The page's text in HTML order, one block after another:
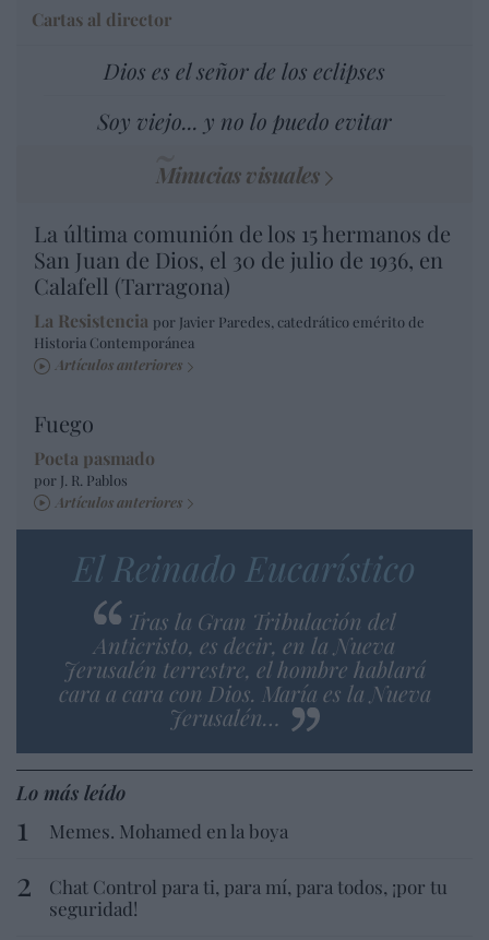
Cartas al director
Dios es el señor de los eclipses
Soy viejo... y no lo puedo evitar
Minucias visuales
La última comunión de los 15 hermanos de
San Juan de Dios, el 30 de julio de 1936, en
Calafell (Tarragona)
La Resistencia por Javier Paredes, catedrático emérito de
Historia Contemporánea
Artículos anteriores
Fuego
Poeta pasmado
por J. R. Pablos
Artículos anteriores
El Reinado Eucarístico
Tras la Gran Tribulación del
Anticristo, es decir, en la Nueva
Jerusalén terrestre, el hombre hablará
cara a cara con Dios. María es la Nueva
Jerusalén…
Lo más leído
Memes. Mohamed en la boya
Chat Control para ti, para mí, para todos, ¡por tu
seguridad!